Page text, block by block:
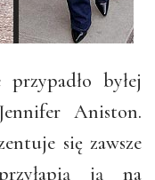
przypadło byłej
Aniston.
się zawsze
ją na